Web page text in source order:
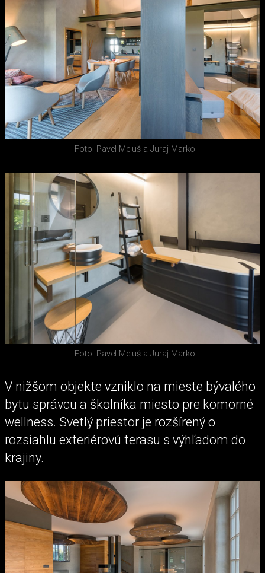
Foto: Pavel Meluš a Juraj Marko
Foto: Pavel Meluš a Juraj Marko
V nižšom objekte vzniklo na mieste bývalého
bytu správcu a školníka miesto pre komorné
wellness. Svetlý priestor je rozšírený o
rozsiahlu exteriérovú terasu s výhľadom do
krajiny.